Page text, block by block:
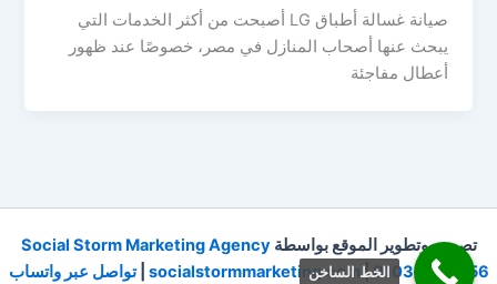
صيانة غسالة أطباق LG أصبحت من أكثر الخدمات التي
يبحث عنها أصحاب المنازل في مصر، خصوصًا عند ظهور
أعطال مفاجئة
تصميم وتطوير الموقع بواسطةSocial Storm Marketing Agency
socialstormmarketing.com|01030023856
|تواصل عبر واتساب الخط الساخن